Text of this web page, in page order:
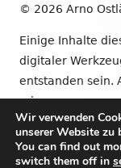
© 2026 Arno
Einige Inhalte
digitaler
entstanden sein.
mir.
•VerwendetTiny
Wir verwenden
unserer Website zu
You can find out
switch them off in